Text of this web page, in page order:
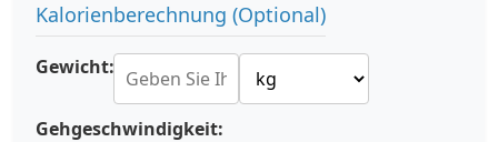
Kalorienberechnung (Optional)
Gewicht:
Gehgeschwindigkeit: